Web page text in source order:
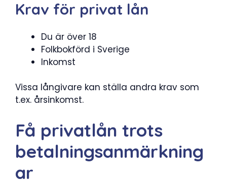
Krav för privat lån
Du är över 18
Folkbokförd i Sverige
Inkomst
Vissa långivare kan ställa andra krav som
t.ex. årsinkomst.
Få privatlån trots
betalningsanmärkning
ar